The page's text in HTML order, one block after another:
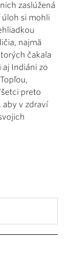
zaslúžená
úloh si mohli
najmä
čakala
aj Indiáni zo
preto
aby v zdraví